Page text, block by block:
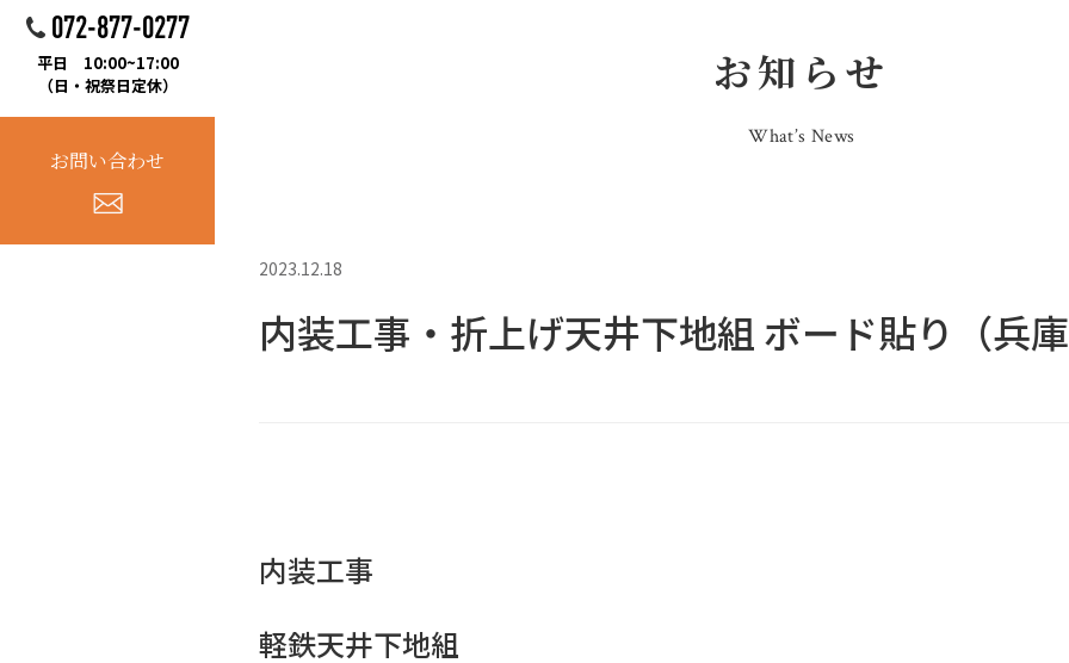
072-877-0277
平日 10:00~17:00
（日・祝祭日定休）
お問い合わせ
お知らせ
What’s News
2023.12.18
内装工事・折上げ天井下地組 ボード貼り（兵庫
内装工事
軽鉄天井下地組